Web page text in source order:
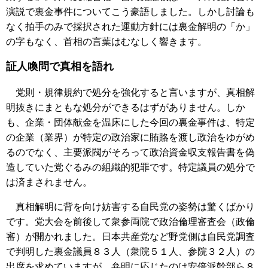
演説で裏金事件についてこう豪語しました。しかし討論も
なく拍手のみで採択された運動方針には裏金解明の「か」
の字もなく、首相の言葉はむなしく響きます。
証人喚問で真相を語れ
党則・規律規約で処分を強化すると言いますが、真相解
明抜きにまともな処分ができるはずがありません。しか
も、企業・団体献金を温床にした今回の裏金事件は、特定
の企業（業界）が特定の政治家に賄賂を渡し政治をゆがめ
るのでなく、主要派閥がそろって政治資金収支報告書を偽
造していた党ぐるみの組織的犯罪です。特定議員の処分で
は済まされません。
真相解明に背を向け妨害する自民党の姿勢は驚くばかり
です。党大会を前後して衆参両院で政治倫理審査会（政倫
審）が開かれました。日本共産党など野党側は自民党調査
で判明した裏金議員８３人（衆院５１人、参院３２人）の